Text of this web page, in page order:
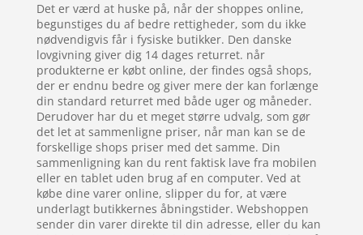
Det er værd at huske på, når der shoppes online,
begunstiges du af bedre rettigheder, som du ikke
nødvendigvis får i fysiske butikker. Den danske
lovgivning giver dig 14 dages returret. når
produkterne er købt online, der findes også shops,
der er endnu bedre og giver mere der kan forlænge
din standard returret med både uger og måneder.
Derudover har du et meget større udvalg, som gør
det let at sammenligne priser, når man kan se de
forskellige shops priser med det samme. Din
sammenligning kan du rent faktisk lave fra mobilen
eller en tablet uden brug af en computer. Ved at
købe dine varer online, slipper du for, at være
underlagt butikkernes åbningstider. Webshoppen
sender din varer direkte til din adresse, eller du kan